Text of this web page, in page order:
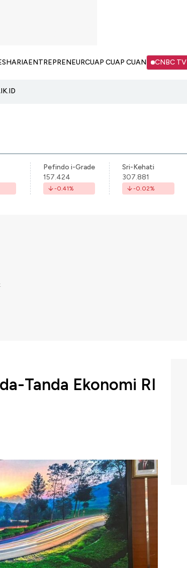
SHARIAENTREPRENEURCUAP CUAP CUAN CNBC TV
Pefindo i-Grade
157.424
-0.41%
Sri-Kehati
307.881
-0.02%
Tanda Ekonomi RI